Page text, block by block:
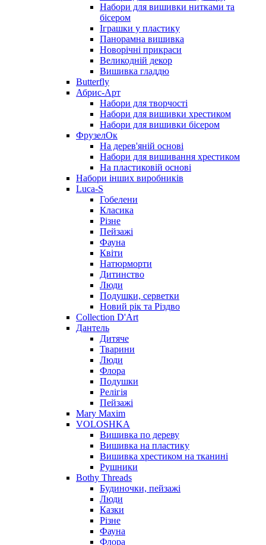
Набори для вишивки нитками та
бісером
Іграшки у пластику
Панорамна вишивка
Новорічні прикраси
Великодній декор
Вишивка гладдю
Butterfly
Абрис-Арт
Набори для творчості
Набори для вишивки хрестиком
Набори для вишивки бісером
ФрузелОк
На дерев'яній основі
Набори для вишивання хрестиком
На пластиковій основі
Набори інших виробників
Luca-S
Гобелени
Класика
Різне
Пейзажі
Фауна
Квіти
Натюрморти
Дитинство
Люди
Подушки, серветки
Новий рік та Різдво
Collection D'Art
Дантель
Дитяче
Тварини
Люди
Флора
Подушки
Релігія
Пейзажі
Mary Maxim
VOLOSHKA
Вишивка по дереву
Вишивка на пластику
Вишивка хрестиком на тканині
Рушники
Bothy Threads
Будиночки, пейзажі
Люди
Казки
Різне
Фауна
Флора